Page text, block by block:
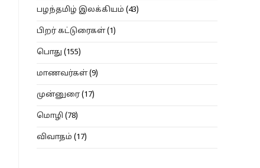
பழந்தமிழ் இலக்கியம் (43)
பிறர் கட்டுரைகள்(1)
பொது (155)
மாணவர்கள்(9)
முன்னுரை(17)
மொழி (78)
விவாதம் (17)